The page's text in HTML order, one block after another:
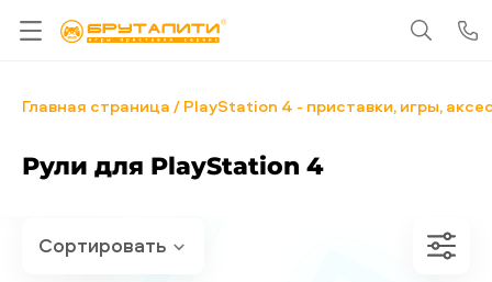
Главная страница PlayStation 4 - приставки, игры,
Рули для PlayStation 4